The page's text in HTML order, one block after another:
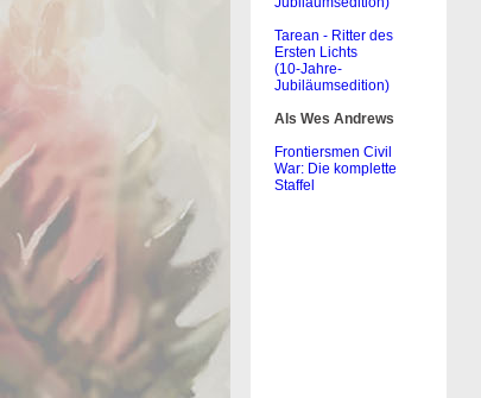
Tarean - Ritter des
Ersten Lichts
(10-Jahre-
Jubiläumsedition)
Als Wes Andrews
Frontiersmen Civil
War: Die komplette
Staffel